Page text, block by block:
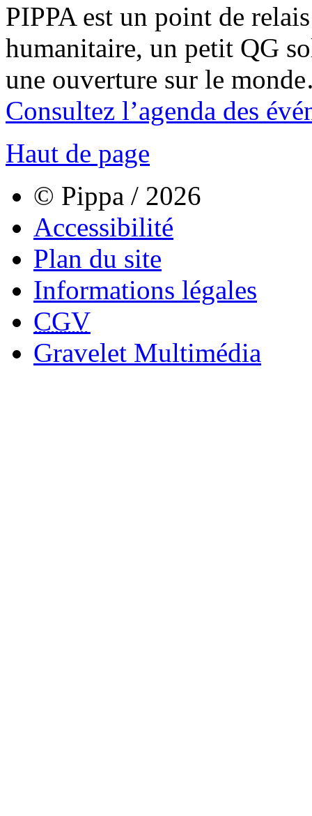
PIPPA est un point de
humanitaire, un petit QG
une ouverture sur le
Consultez l’agenda des
Haut de page
© Pippa / 2026
Accessibilité
Plan du site
Informations légales
CGV
Gravelet Multimédia